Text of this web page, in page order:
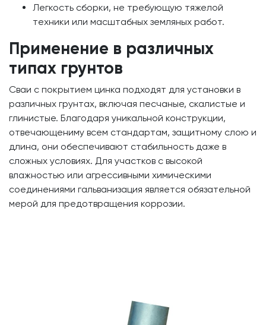
Легкость сборки, не требующую тяжелой
техники или масштабных земляных работ.
Применение в различных
типах грунтов
Сваи с покрытием цинка подходят для установки в
различных грунтах, включая песчаные, скалистые и
глинистые. Благодаря уникальной конструкции,
отвечающениму всем стандартам, защитному слою и
длина, они обеспечивают стабильность даже в
сложных условиях. Для участков с высокой
влажностью или агрессивными химическими
соединениями гальванизация является обязательной
мерой для предотвращения коррозии.